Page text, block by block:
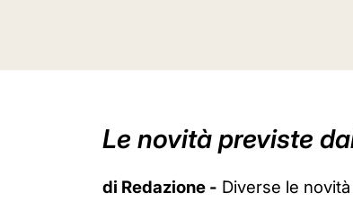
Le novità previste
di Redazione - Diverse le